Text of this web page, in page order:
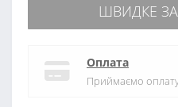
ШВИДКЕ
Оплата
Приймаємо